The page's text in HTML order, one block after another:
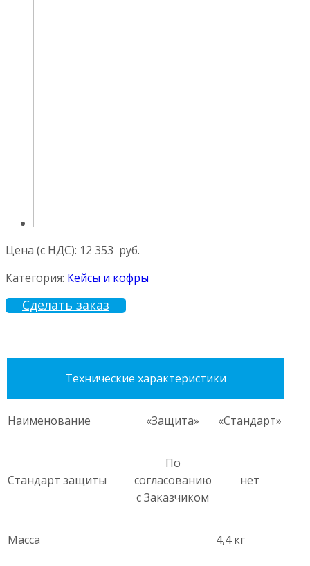
Цена (с НДС): 12 353 руб.
Категория: Кейсы и кофры
Сделать заказ
Технические характеристики
Наименование «Защита» «Стандарт»
Стандарт защиты
По
согласованию
с Заказчиком
нет
Масса 4,4 кг